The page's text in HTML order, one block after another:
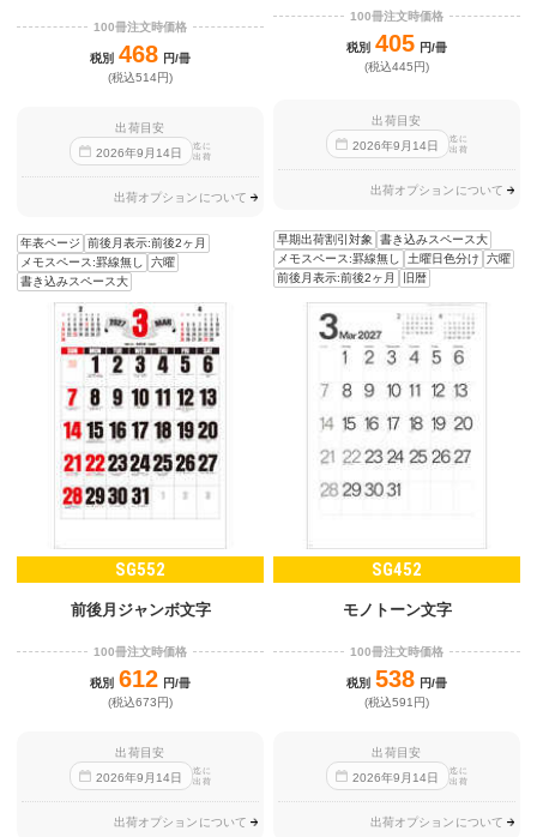
100冊注文時価格
税別 468 円/冊
(税込514円)
出荷目安
2026年9 月 14日
迄に
出荷
出荷オプションについて
年表ページ
前後月表示:前後2ヶ月
メモスペース:罫線無し
六曜
書き込みスペース大
100冊注文時価格
税別 405 円/冊
(税込445円)
出荷目安
2026年9 月 14日
迄に
出荷
出荷オプションについて
早期出荷割引対象
書き込みスペース大
メモスペース:罫線無し
土曜日色分け
六曜
前後月表示:前後2ヶ月
旧暦
SG552
前後月ジャンボ文字
100冊注文時価格
税別 612 円/冊
(税込673円)
出荷目安
2026年9 月 14日
迄に
出荷
出荷オプションについて
SG452
モノトーン文字
100冊注文時価格
税別 538 円/冊
(税込591円)
出荷目安
2026年9 月 14日
迄に
出荷
出荷オプションについて